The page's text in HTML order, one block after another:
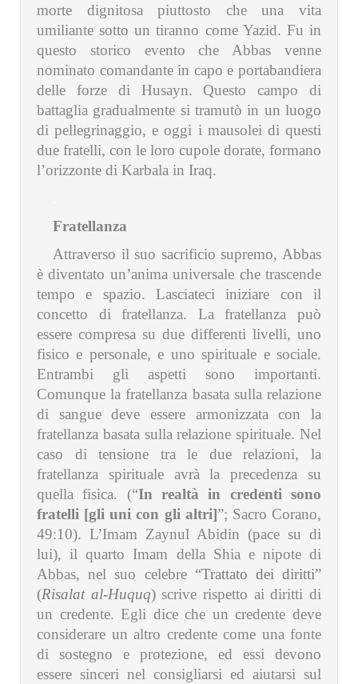
morte dignitosa piuttosto che una vita
umiliante sotto un tiranno come Yazid. Fu in
questo storico evento che Abbas venne
nominato comandante in capo e portabandiera
delle forze di Husayn. Questo campo di
battaglia gradualmente si tramutò in un luogo
di pellegrinaggio, e oggi i mausolei di questi
due fratelli, con le loro cupole dorate, formano
l’orizzonte di Karbala in Iraq.
Fratellanza
Attraverso il suo sacrificio supremo, Abbas
è diventato un’anima universale che trascende
tempo e spazio. Lasciateci iniziare con il
concetto di fratellanza. La fratellanza può
essere compresa su due differenti livelli, uno
fisico e personale, e uno spirituale e sociale.
Entrambi gli aspetti sono importanti.
Comunque la fratellanza basata sulla relazione
di sangue deve essere armonizzata con la
fratellanza basata sulla relazione spirituale. Nel
caso di tensione tra le due relazioni, la
fratellanza spirituale avrà la precedenza su
quella fisica. (“In realtà in credenti sono
fratelli [gli uni con gli altri]”; Sacro Corano,
49:10). L’Imam Zaynul Abidin (pace su di
lui), il quarto Imam della Shia e nipote di
Abbas, nel suo celebre “Trattato dei diritti”
(Risalat al-Huquq)scrive rispetto ai diritti di
un credente. Egli dice che un credente deve
considerare un altro credente come una fonte
di sostegno e protezione, ed essi devono
essere sinceri nel consigliarsi ed aiutarsi sul